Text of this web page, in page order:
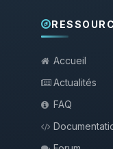
Accueil
Actualités
FAQ